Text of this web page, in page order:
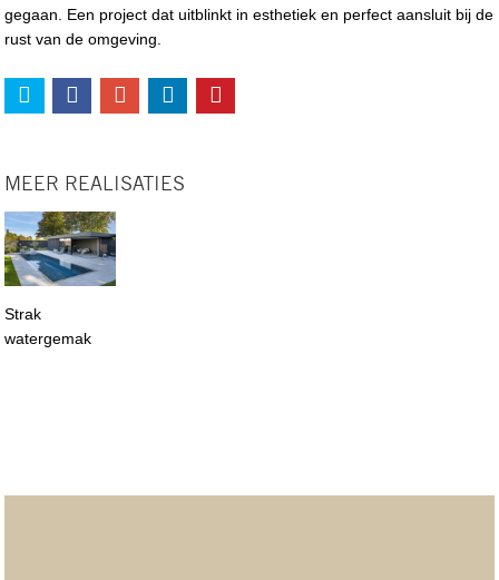
gegaan. Een project dat uitblinkt in esthetiek en perfect aansluit bij de
rust van de omgeving.
MEER REALISATIES
Strak
watergemak